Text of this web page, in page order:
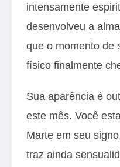
intensamente
desenvolveu a
que o momento de
físico finalmente
Sua aparência é
este mês. Você
Marte em seu
traz ainda